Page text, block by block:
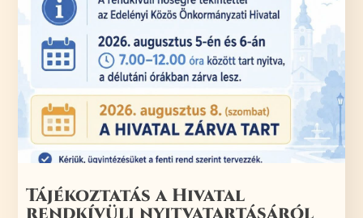
Tájékoztatás a Hivatal